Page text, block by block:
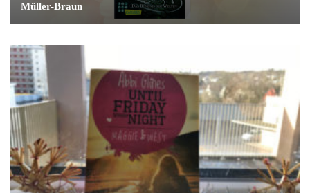
Müller-Braun